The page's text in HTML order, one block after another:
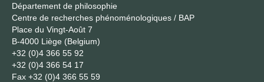
Département de philosophie
Centre de recherches phénoménologiques / BAP
Place du Vingt-Août 7
B-4000 Liège (Belgium)
+32 (0)4 366 55 92
+32 (0)4 366 54 17
Fax +32 (0)4 366 55 59